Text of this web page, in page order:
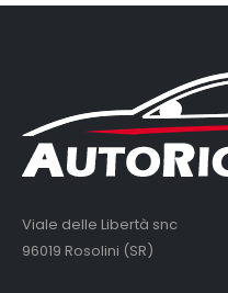
Viale delle Libertà snc
96019 Rosolini (SR)